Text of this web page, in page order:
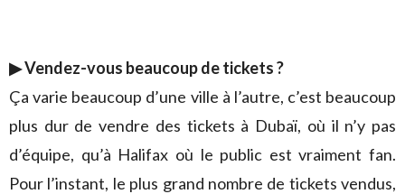
▶︎ Vendez-vous beaucoup de tickets ?
Ça varie beaucoup d’une ville à l’autre, c’est beaucoup
plus dur de vendre des tickets à Dubaï, où il n’y pas
d’équipe, qu’à Halifax où le public est vraiment fan.
Pour l’instant, le plus grand nombre de tickets vendus,